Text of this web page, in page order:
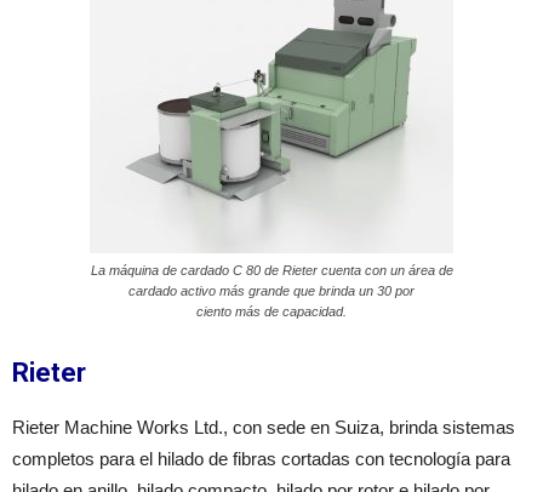
La máquina de cardado C 80 de Rieter cuenta con un área de
cardado activo más grande que brinda un 30 por
ciento más de capacidad.
Rieter
Rieter Machine Works Ltd., con sede en Suiza, brinda sistemas
completos para el hilado de fibras cortadas con tecnología para